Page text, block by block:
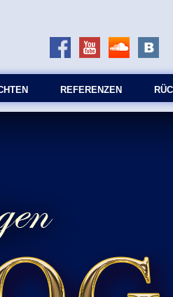
REFERENZEN